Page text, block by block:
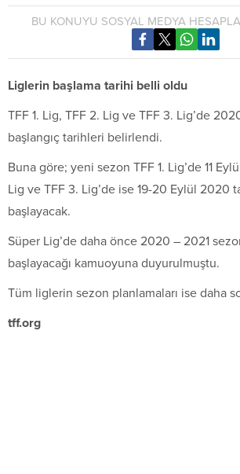
BU KONUYU SOSYAL MEDYA
Liglerin başlama tarihi belli oldu
TFF 1. Lig, TFF 2. Lig ve TFF 3. Lig’de
başlangıç tarihleri belirlendi.
Buna göre; yeni sezon TFF 1. Lig’de 11
Lig ve TFF 3. Lig’de ise 19-20 Eylül 2020
başlayacak.
Süper Lig’de daha önce 2020 – 2021
başlayacağı kamuoyuna duyurulmuştu.
Tüm liglerin sezon planlamaları ise daha
tff.org